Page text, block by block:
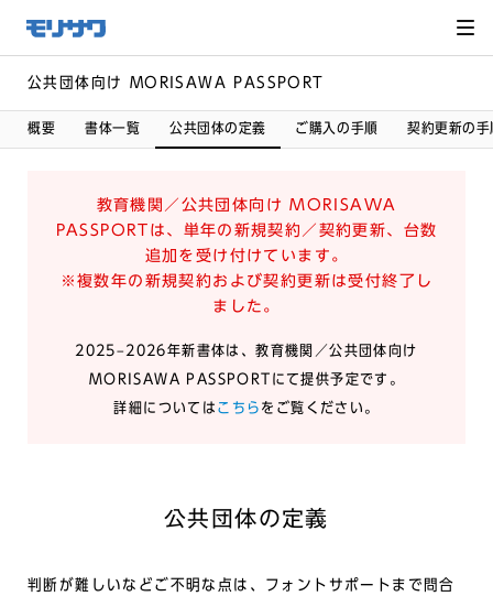
メ
ニュー
飛ばし
へ移動
公共団体向け MORISAWA PASSPORT
概要 書体一覧 公共団体の定義 ご購入の手順 契約更新の手
教育機関／公共団体向け MORISAWA
PASSPORTは、単年の新規契約／契約更新、台数
追加を受け付けています。
※複数年の新規契約および契約更新は受付終了し
ました。
2025–2026年新書体は、教育機関／公共団体向け
MORISAWA PASSPORTにて提供予定です。
詳細については こちら をご覧ください。
公共団体の定義
判断が難しいなどご不明な点は、フォントサポートまで問合